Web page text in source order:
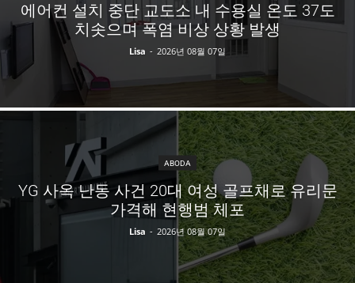
에어컨 설치 중단 교도소 내 수용실 온도 37도
치솟으며 폭염 비상 상황 발생
Lisa - 2026년 08월 07일
ABODA
YG 사옥 난동 사건 20대 여성 골프채로 유리문
가격해 현행범 체포
Lisa - 2026년 08월 07일